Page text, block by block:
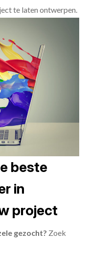
te laten ontwerpen.
beste
in
project
gezocht? Zoek